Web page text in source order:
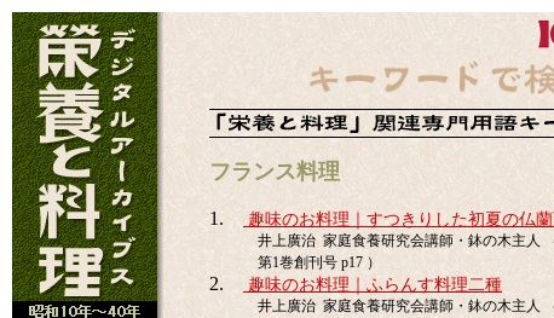
フランス料理
1. 趣味のお料理｜すつきりした初夏の仏
井上廣治 家庭食養研究会講師・鉢の木主人
第1巻創刊号 p17 ）
2. 趣味のお料理｜ふらんす料理二種
井上廣治 家庭食養研究会講師・鉢の木主人